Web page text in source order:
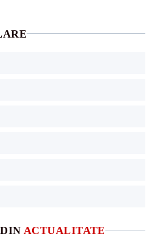
ACTUALITATE